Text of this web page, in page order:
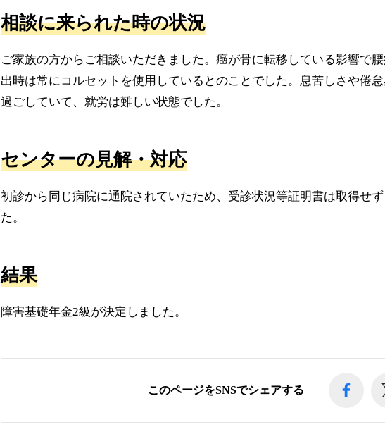
相談に来られた時の状況
ご家族の方からご相談いただきました。癌が骨に転移している影響で
出時は常にコルセットを使用しているとのことでした。息苦しさや倦
過ごしていて、就労は難しい状態でした。
センターの見解・対応
初診から同じ病院に通院されていたため、受診状況等証明書は取得せ
た。
結果
障害基礎年金2級が決定しました。
このページをSNSでシェアする